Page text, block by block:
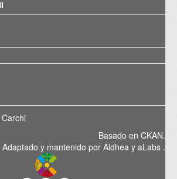
Basado en CKAN.
Adaptado y mantenido por Aldhea y aLabs .